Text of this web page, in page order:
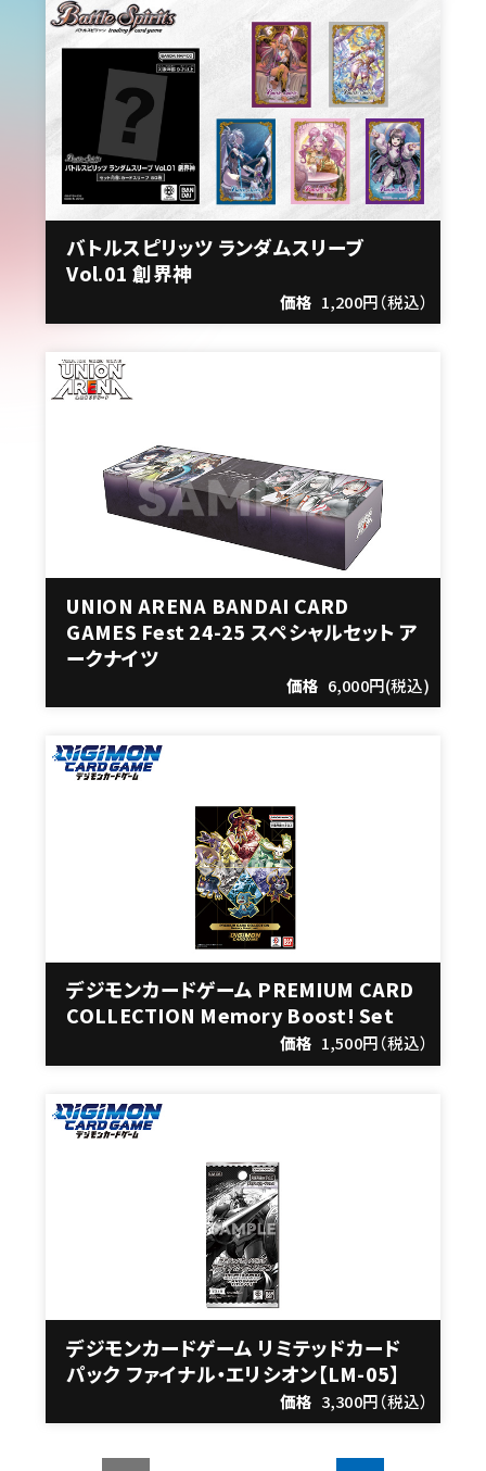
バトルスピリッツ ランダムスリーブ
Vol.01 創界神
価格 1,200円（税込）
UNION ARENA BANDAI CARD
GAMES Fest 24-25 スペシャルセット ア
ークナイツ
価格 6,000円(税込)
デジモンカードゲーム PREMIUM CARD
COLLECTION Memory Boost! Set
価格 1,500円（税込）
デジモンカードゲーム リミテッドカード
パック ファイナル・エリシオン【LM-05】
価格 3,300円（税込）